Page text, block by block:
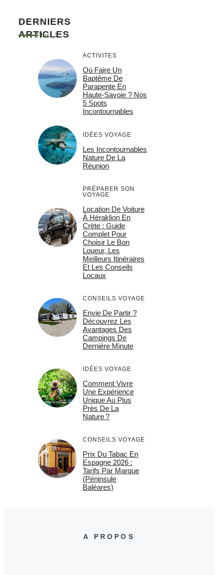
DERNIERS
ARTICLES
Plus
ACTIVITES
Où Faire Un
Baptême De
Parapente En
Haute-Savoie ? Nos
5 Spots
Incontournables
IDÉES VOYAGE
Les Incontournables
Nature De La
Réunion
PRÉPARER SON
VOYAGE
Location De Voiture
À Héraklion En
Crète : Guide
Complet Pour
Choisir Le Bon
Loueur, Les
Meilleurs Itinéraires
Et Les Conseils
Locaux
CONSEILS VOYAGE
Envie De Partir ?
Découvrez Les
Avantages Des
Campings De
Dernière Minute
IDÉES VOYAGE
Comment Vivre
Une Expérience
Unique Au Plus
Près De La
Nature ?
CONSEILS VOYAGE
Prix Du Tabac En
Espagne 2026 :
Tarifs Par Marque
(Péninsule
Baléares)
A PROPOS